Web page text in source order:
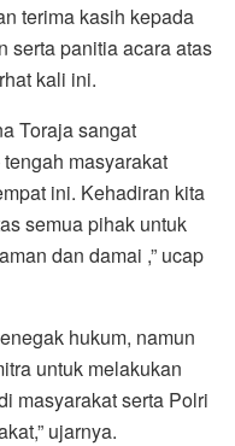
terima kasih kepada
serta panitia acara atas
kali ini.
Toraja sangat
masyarakat
ini. Kehadiran kita
semua pihak untuk
dan damai ,” ucap
hukum, namun
untuk melakukan
masyarakat serta Polri
ujarnya.